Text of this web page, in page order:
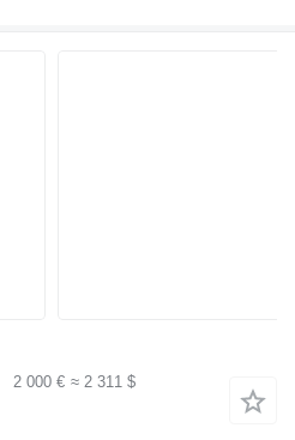
2 000 € ≈ 2 311 $